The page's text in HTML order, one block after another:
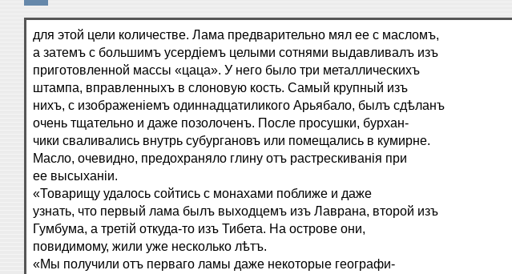
для этой цели количестве. Лама предварительно мял ее с масломъ,
а затемъ с большимъ усердіемъ целыми сотнями выдавливалъ изъ
приготовленной массы «цаца». У него было три металлическихъ
штампа, вправленныхъ в слоновую кость. Самый крупный изъ
нихъ, с изображеніемъ одиннадцатиликого Арьябало, былъ сдѣланъ
очень тщательно и даже позолоченъ. После просушки, бурхан-
чики сваливались внутрь субургановъ или помещались в кумирне.
Масло, очевидно, предохраняло глину отъ растрескиванія при
ее высыханіи.
«Товарищу удалось сойтись с монахами поближе и даже
узнать, что первый лама былъ выходцемъ изъ Лаврана, второй изъ
Гумбума, а третій откуда-то изъ Тибета. На острове они,
повидимому, жили уже несколько лѣтъ.
«Мы получили отъ перваго ламы даже некоторые географи-